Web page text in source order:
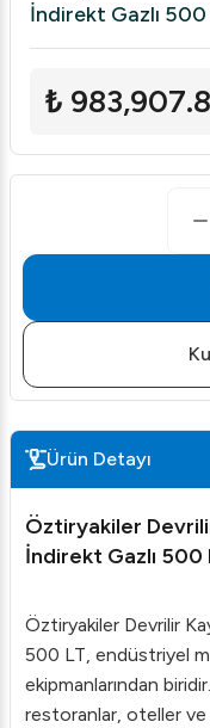
İndirekt Gazlı 500
₺
Ürün Detayı
Öztiryakiler
İndirekt Gazlı 500
Öztiryakiler Devrilir
500 LT, endüstriyel
ekipmanlarından
restoranlar, oteller ve